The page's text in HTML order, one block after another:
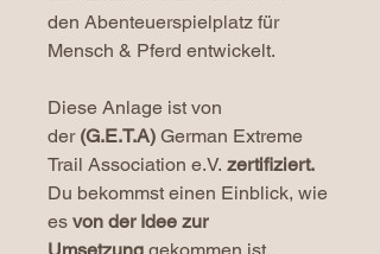
den Abenteuerspielplatz für
Mensch & Pferd entwickelt.
Diese Anlage ist von
der(G.E.T.A) German Extreme
Trail Association e.V. zertifiziert.
Du bekommst einen Einblick, wie
es von der Idee zur